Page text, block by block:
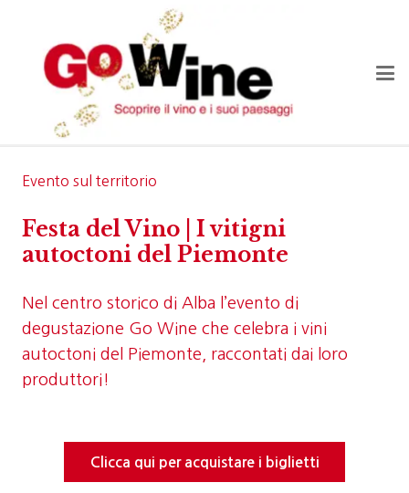
Evento sul territorio
Festa del Vino | I vitigni
autoctoni del Piemonte
Nel centro storico di Alba l’evento di
degustazione Go Wine che celebra i vini
autoctoni del Piemonte, raccontati dai loro
produttori!
Clicca qui per acquistare i biglietti